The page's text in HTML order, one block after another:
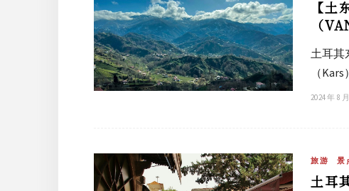
【
（
土耳其
（
2024 年 8
旅游 景
土耳